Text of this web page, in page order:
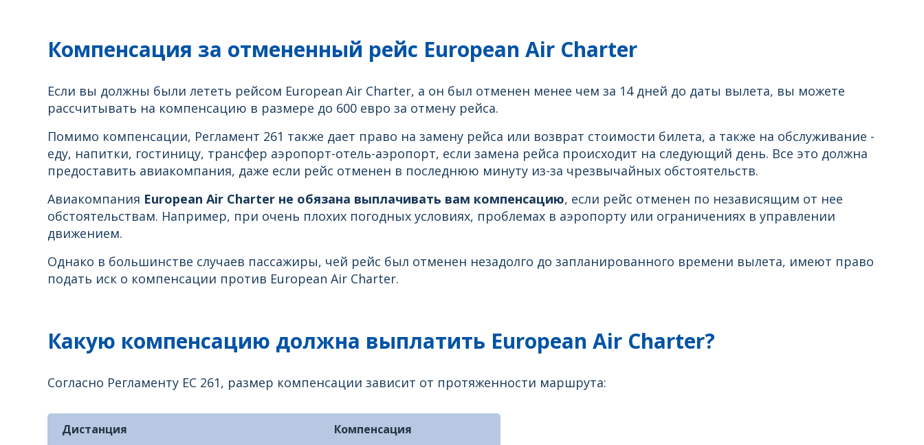
Компенсация за отмененный рейс European Air Charter
Если вы должны были лететь рейсом European Air Charter, а он был отменен менее чем за 14 дней до даты вылета, вы можете
рассчитывать на компенсацию в размере до 600 евро за отмену рейса.
Помимо компенсации, Регламент 261 также дает право на замену рейса или возврат стоимости билета, а также на обслуживание -
еду, напитки, гостиницу, трансфер аэропорт-отель-аэропорт, если замена рейса происходит на следующий день. Все это должна
предоставить авиакомпания, даже если рейс отменен в последнюю минуту из-за чрезвычайных обстоятельств.
Авиакомпания European Air Charter не обязана выплачивать вам компенсацию, если рейс отменен по независящим от нее
обстоятельствам. Например, при очень плохих погодных условиях, проблемах в аэропорту или ограничениях в управлении
движением.
Однако в большинстве случаев пассажиры, чей рейс был отменен незадолго до запланированного времени вылета, имеют право
подать иск о компенсации против European Air Charter.
Какую компенсацию должна выплатить European Air Charter?
Согласно Регламенту ЕС 261, размер компенсации зависит от протяженности маршрута:
Дистанция Компенсация